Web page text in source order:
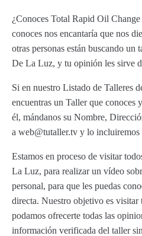
¿Conoces Total Rapid Oil
conoces nos encantaría que nos
otras personas están buscando
De La Luz, y tu opinión les sirve
Si en nuestro Listado de Talleres
encuentras un Taller que conoces
él, mándanos su Nombre,
a web@tutaller.tv y lo incluiremos
Estamos en proceso de visitar
La Luz, para realizar un vídeo
personal, para que les puedas
directa. Nuestro objetivo es visitar
podamos ofrecerte todas las
información verificada del taller